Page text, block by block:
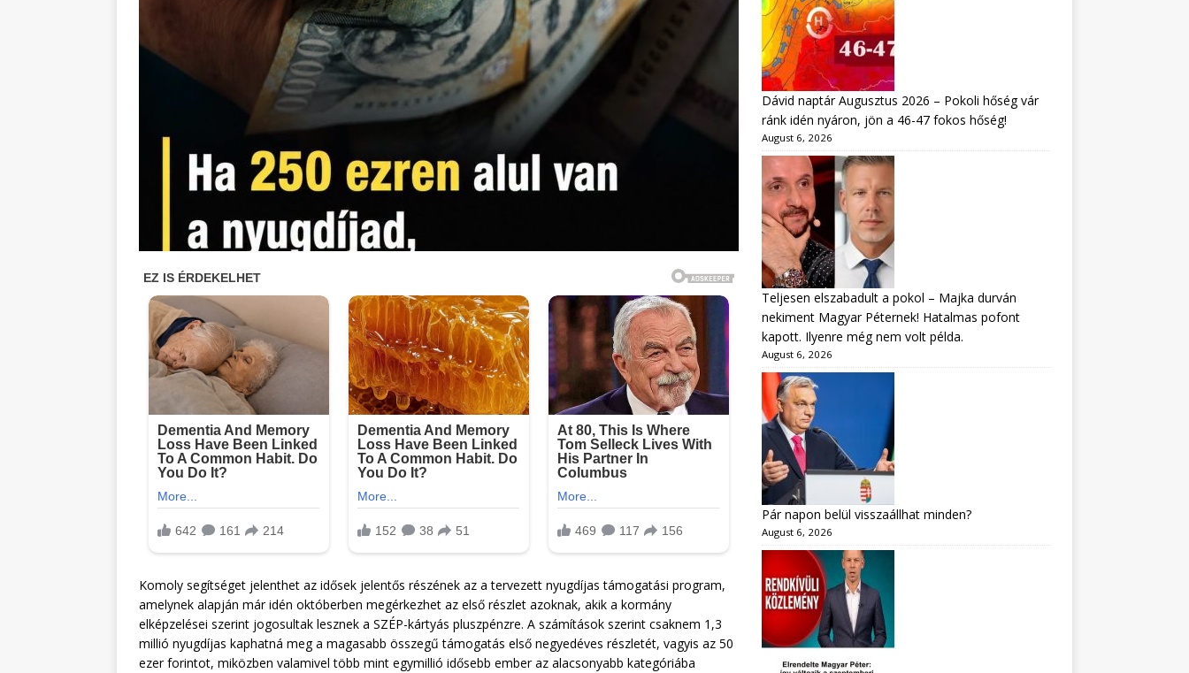
Komoly segítséget jelenthet az idősek jelentős részének az a tervezett nyugdíjas támogatási program,
amelynek alapján már idén októberben megérkezhet az első részlet azoknak, akik a kormány
elképzelései szerint jogosultak lesznek a SZÉP-kártyás pluszpénzre. A számítások szerint csaknem 1,3
millió nyugdíjas kaphatná meg a magasabb összegű támogatás első negyedéves részletét, vagyis az 50
ezer forintot, miközben valamivel több mint egymillió idősebb ember az alacsonyabb kategóriába
Dávid naptár Augusztus 2026 – Pokoli hőség vár
ránk idén nyáron, jön a 46-47 fokos hőség!
August 6, 2026
Teljesen elszabadult a pokol – Majka durván
nekiment Magyar Péternek! Hatalmas pofont
kapott. Ilyenre még nem volt példa.
August 6, 2026
Pár napon belül visszaállhat minden?
August 6, 2026